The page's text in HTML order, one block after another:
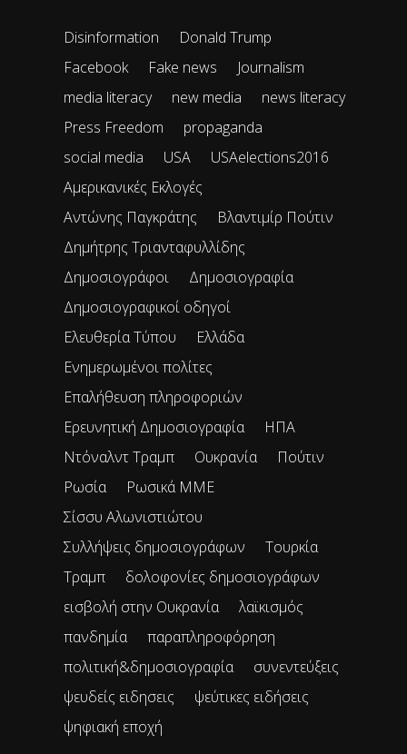
Disinformation
Donald Trump
Facebook
Fake news
Journalism
media literacy
new media
news literacy
Press Freedom
propaganda
social media
USA
USAelections2016
Αμερικανικές Εκλογές
Αντώνης Παγκράτης
Βλαντιμίρ Πούτιν
Δημήτρης Τριανταφυλλίδης
Δημοσιογράφοι
Δημοσιογραφία
Δημοσιογραφικοί οδηγοί
Ελευθερία Τύπου
Ελλάδα
Ενημερωμένοι πολίτες
Επαλήθευση πληροφοριών
Ερευνητική Δημοσιογραφία
ΗΠΑ
Ντόναλντ Τραμπ
Ουκρανία
Πούτιν
Ρωσία
Ρωσικά ΜΜΕ
Σίσσυ Αλωνιστιώτου
Συλλήψεις δημοσιογράφων
Τουρκία
Τραμπ
δολοφονίες δημοσιογράφων
εισβολή στην Ουκρανία
λαϊκισμός
πανδημία
παραπληροφόρηση
πολιτική&δημοσιογραφία
συνεντεύξεις
ψευδείς ειδησεις
ψεύτικες ειδήσεις
ψηφιακή εποχή